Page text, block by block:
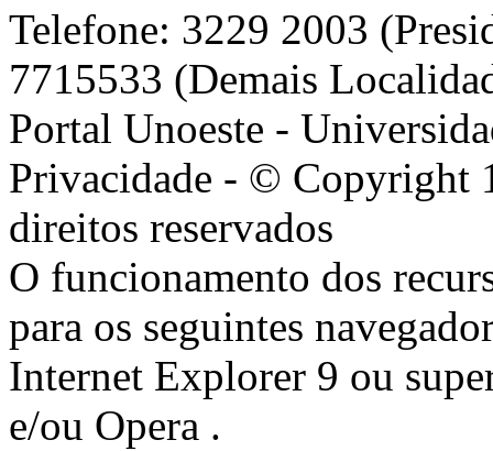
Telefone: 3229 2003
7715533 (Demais
Portal Unoeste -
Privacidade - © Copyright
direitos reservados
O funcionamento dos
para os seguintes
Internet Explorer 9 ou
e/ou Opera .